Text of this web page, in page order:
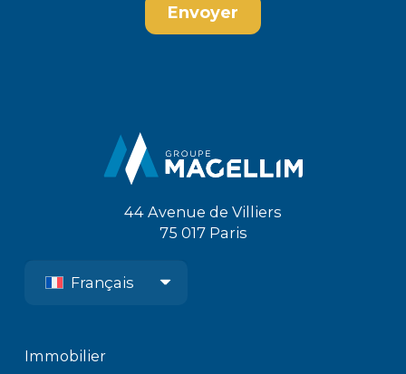
44 Avenue de Villiers
75 017 Paris
Français
Immobilier